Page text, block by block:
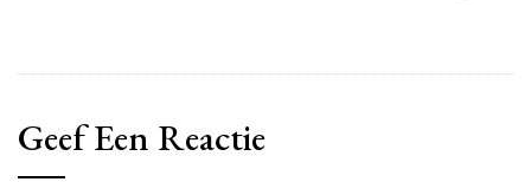
Geef Een Reactie